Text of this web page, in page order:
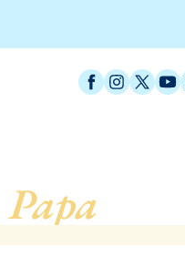
Facebook
X /